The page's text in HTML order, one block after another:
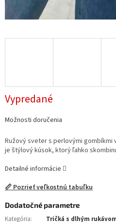
Vypredané
Možnosti doručenia
Ružový sveter s perlovými
je štýlový kúsok, ktorý ľahko
Detailné informácie
📏 Pozrieť veľkostnú tabuľku
Dodatočné parametre
Kategória:
Tričká s dlhým